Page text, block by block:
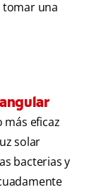
tomar una
más eficaz
solar
bacterias y